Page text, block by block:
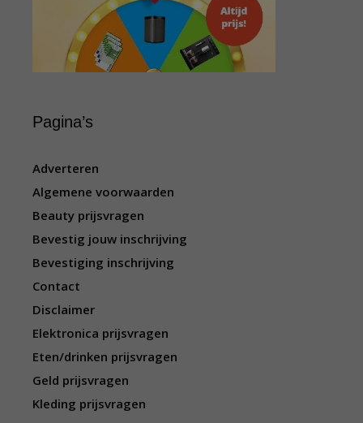
Pagina’s
Adverteren
Algemene voorwaarden
Beauty prijsvragen
Bevestig jouw inschrijving
Bevestiging inschrijving
Contact
Disclaimer
Elektronica prijsvragen
Eten/drinken prijsvragen
Geld prijsvragen
Kleding prijsvragen